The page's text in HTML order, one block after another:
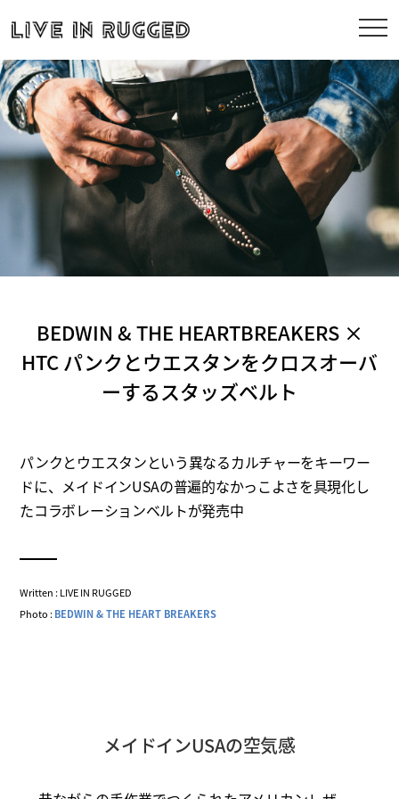
BEDWIN & THE HEARTBREAKERS ×
HTC パンクとウエスタンをクロスオーバ
ーするスタッズベルト
パンクとウエスタンという異なるカルチャーをキーワー
ドに、メイドインUSAの普遍的なかっこよさを具現化し
たコラボレーションベルトが発売中
Written : LIVE IN RUGGED
Photo :BEDWIN & THE HEART BREAKERS
メイドインUSAの空気感